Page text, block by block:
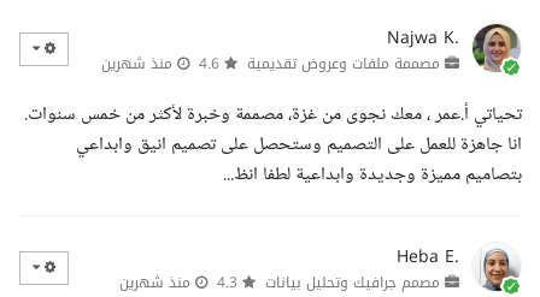
Najwa K.
مصممة ملفات وعروض تقديمية منذ شهرين
تحياتي أ.عمر ، معك نجوى من غزة، مصممة وخبرة لأكثر من خمس سنوات.
انا جاهزة للعمل على التصميم وستحصل على تصميم انيق وابداعي
بتصاميم مميزة وجديدة وابداعية لطفا انظ...
Heba E.
مصمم جرافيك وتحليل بيانات منذ شهرين